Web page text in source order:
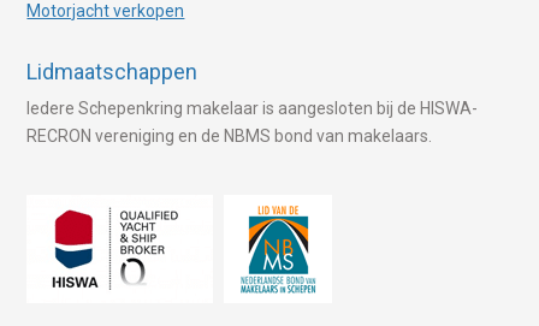
Motorjacht verkopen
Lidmaatschappen
Iedere Schepenkring makelaar is aangesloten bij de HISWA-
RECRON vereniging en de NBMS bond van makelaars.